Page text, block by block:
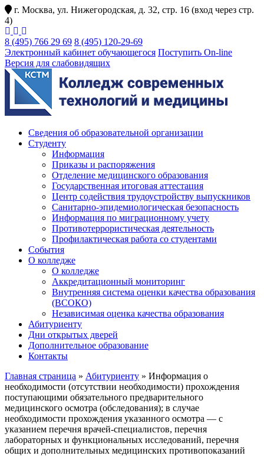
г. Москва, ул. Нижегородская, д. 32, стр. 16 (вход через стр.
4)
8 (495) 766 29 69 8 (495) 120-29-69
Электронный кабинет обучающегося Поступить On-line
Версия для слабовидящих
Сведения об образовательной организации
Студенту
Информация
Приказы и распоряжения
Отделение медицинского образования
Государственная итоговая аттестация
Центр содействия трудоустройству выпускников
Санитарно-эпидемиологическая безопасность
Информация по миграционному учету
Противотеррористическая деятельность
Профилактическая работа со студентами
События
О колледже
О колледже
Аккредитационный мониторинг
Внутренняя система оценки качества образования
(ВСОКО)
Независимая оценка качества образования
Абитуриенту
Дни открытых дверей
Дополнительное образование
Контакты
Главная страница » Абитуриенту » Информация о
необходимости (отсутствии необходимости) прохождения
поступающими обязательного предварительного
медицинского осмотра (обследования); в случае
необходимости прохождения указанного осмотра — с
указанием перечня врачей-специалистов, перечня
лабораторных и функциональных исследований, перечня
общих и дополнительных медицинских противопоказаний